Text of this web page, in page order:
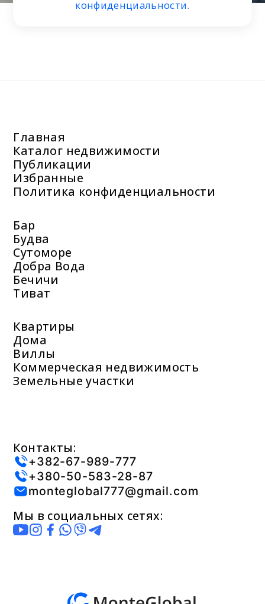
конфиденциальности.
Главная
Каталог недвижимости
Публикации
Избранные
Политика конфиденциальности
Бар
Будва
Сутоморе
Добра Вода
Бечичи
Тиват
Квартиры
Дома
Виллы
Коммерческая недвижимость
Земельные участки
Контакты:
+382-67-989-777
+380-50-583-28-87
monteglobal777@gmail.com
Мы в социальных сетях: